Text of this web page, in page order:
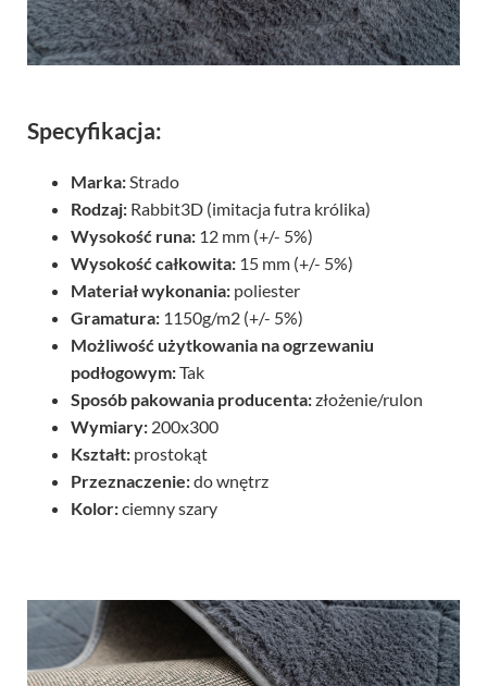
Specyfikacja:
Marka:Strado
Rodzaj: Rabbit3D (imitacja futra królika)
Wysokość runa: 12 mm (+/- 5%)
Wysokość całkowita: 15 mm (+/- 5%)
Materiał wykonania: poliester
Gramatura: 1150g/m2 (+/- 5%)
Możliwość użytkowania na ogrzewaniu
podłogowym:Tak
Sposób pakowania producenta:złożenie/rulon
Wymiary: 200x300
Kształt: prostokąt
Przeznaczenie:do wnętrz
Kolor:ciemny szary